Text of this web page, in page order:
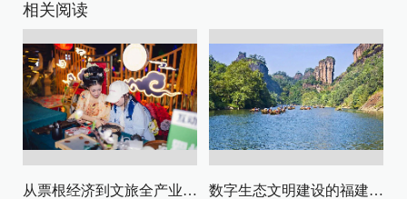
相关阅读
从票根经济到文旅全产业链升级 数字生态文明建设的福建路径与启示